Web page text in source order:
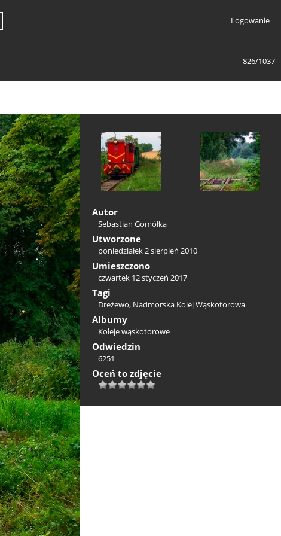
Logowanie
826/1037
Autor
Sebastian Gomółka
Utworzone
poniedziałek 2 sierpień 2010
Umieszczono
czwartek 12 styczeń 2017
Tagi
Dreżewo, Nadmorska Kolej Wąskotorowa
Albumy
Koleje wąskotorowe
Odwiedzin
6251
Oceń to zdjęcie